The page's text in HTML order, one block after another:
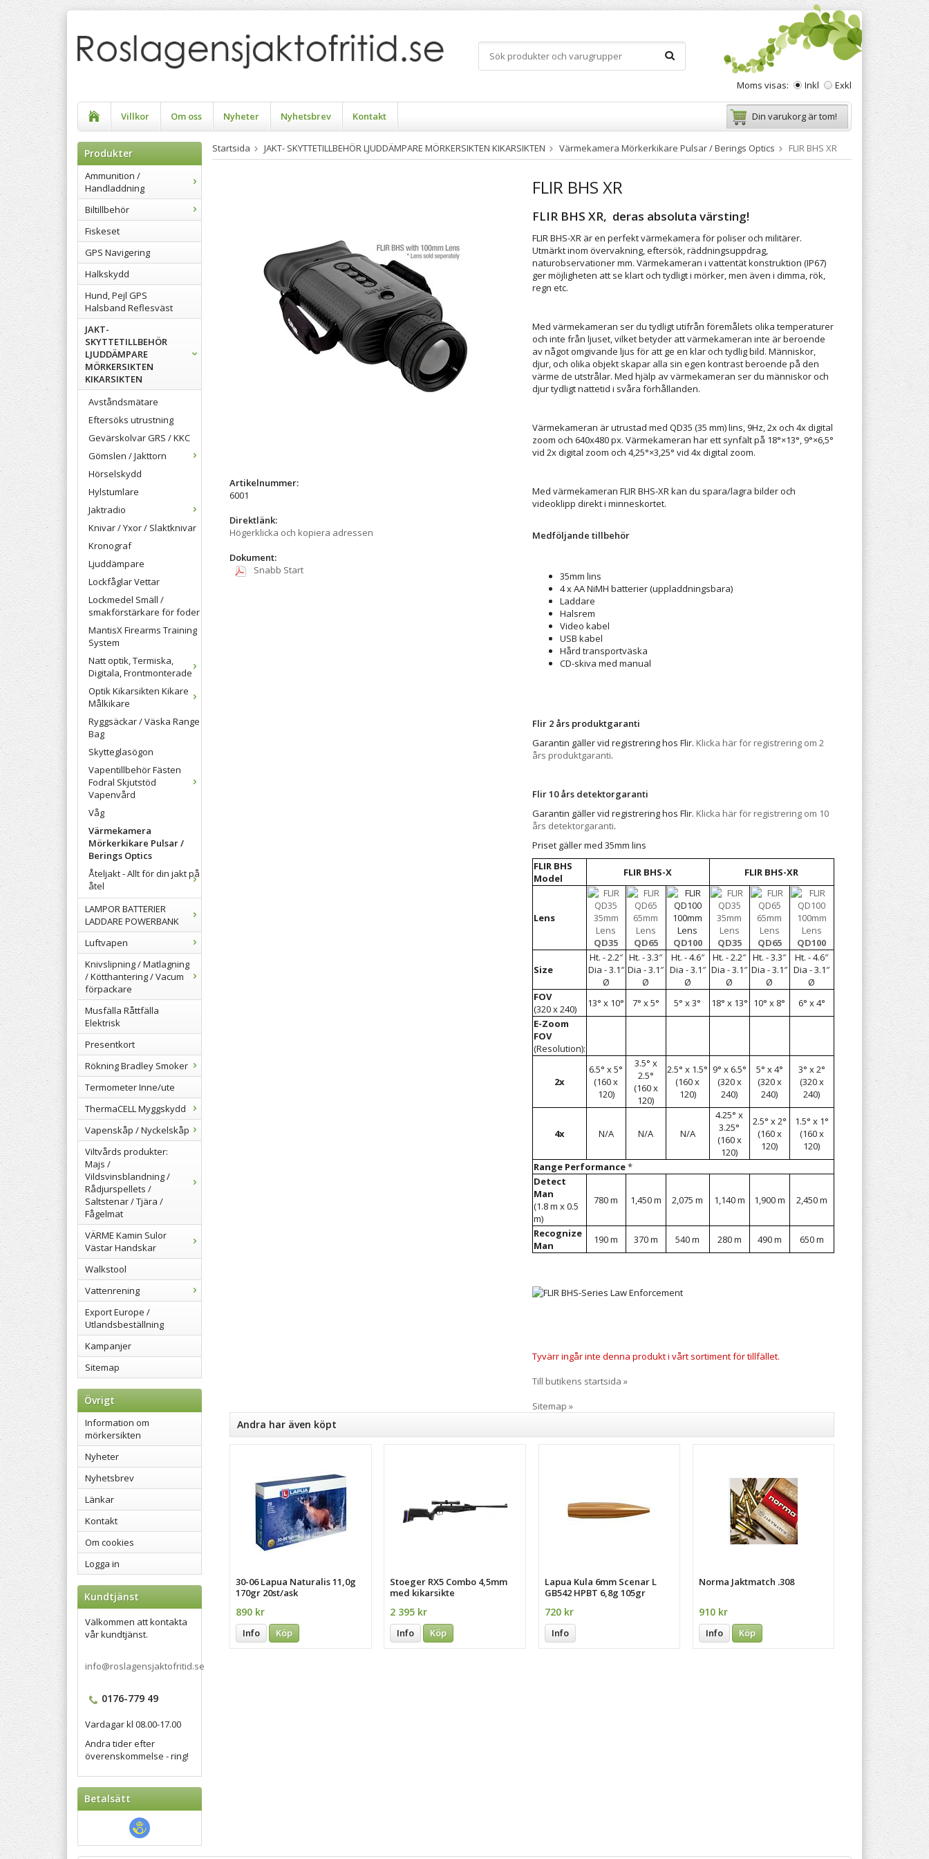
Moms visas: Inkl Exkl
Villkor Om oss Nyheter Nyhetsbrev Kontakt Din varukorg är tom!
Produkter
Ammunition /
Handladdning
Biltillbehör
Fiskeset
GPS Navigering
Halkskydd
Hund, Pejl GPS
Halsband Reflesväst
JAKT-
SKYTTETILLBEHÖR
LJUDDÄMPARE
MÖRKERSIKTEN
KIKARSIKTEN
Avståndsmätare
Eftersöks utrustning
Gevärskolvar GRS / KKC
Gömslen / Jakttorn
Hörselskydd
Hylstumlare
Jaktradio
Knivar / Yxor / Slaktknivar
Kronograf
Ljuddämpare
Lockfåglar Vettar
Lockmedel Smäll /
smakförstärkare för foder
MantisX Firearms Training
System
Natt optik, Termiska,
Digitala, Frontmonterade
Optik Kikarsikten Kikare
Målkikare
Ryggsäckar / Väska Range
Bag
Skytteglasögon
Vapentillbehör Fästen
Fodral Skjutstöd
Vapenvård
Våg
Värmekamera
Mörkerkikare Pulsar /
Berings Optics
Åteljakt - Allt för din jakt på
åtel
LAMPOR BATTERIER
LADDARE POWERBANK
Luftvapen
Knivslipning / Matlagning
/ Kötthantering / Vacum
förpackare
Musfälla Råttfälla
Elektrisk
Presentkort
Rökning Bradley Smoker
Termometer Inne/ute
ThermaCELL Myggskydd
Vapenskåp / Nyckelskåp
Viltvårds produkter:
Majs /
Vildsvinsblandning /
Rådjurspellets /
Saltstenar / Tjära /
Fågelmat
VÄRME Kamin Sulor
Västar Handskar
Walkstool
Vattenrening
Export Europe /
Utlandsbeställning
Kampanjer
Sitemap
Övrigt
Information om
mörkersikten
Nyheter
Nyhetsbrev
Länkar
Kontakt
Om cookies
Logga in
Kundtjänst
Välkommen att kontakta
vår kundtjänst.
info@roslagensjaktofritid.se
0176-779 49
Vardagar kl 08.00-17.00
Andra tider efter
överenskommelse - ring!
Betalsätt
Startsida JAKT- SKYTTETILLBEHÖR LJUDDÄMPARE MÖRKERSIKTEN KIKARSIKTEN Värmekamera Mörkerkikare Pulsar / Berings Optics FLIR BHS XR
FLIR BHS XR
FLIR BHS XR, deras absoluta värsting!
FLIR BHS-XR är en perfekt värmekamera för poliser och militärer.
Utmärkt inom övervakning, eftersök, räddningsuppdrag,
naturobservationer mm. Värmekameran i vattentät konstruktion (IP67)
ger möjligheten att se klart och tydligt i mörker, men även i dimma, rök,
regn etc.
Med värmekameran ser du tydligt utifrån föremålets olika temperaturer
och inte från ljuset, vilket betyder att värmekameran inte är beroende
av något omgivande ljus för att ge en klar och tydlig bild. Människor,
djur, och olika objekt skapar alla sin egen kontrast beroende på den
värme de utstrålar. Med hjälp av värmekameran ser du människor och
djur tydligt nattetid i svåra förhållanden.
Värmekameran är utrustad med QD35 (35 mm) lins, 9Hz, 2x och 4x digital
zoom och 640x480 px. Värmekameran har ett synfält på 18°×13°, 9°×6,5°
vid 2x digital zoom och 4,25°×3,25° vid 4x digital zoom.
Med värmekameran FLIR BHS-XR kan du spara/lagra bilder och
videoklipp direkt i minneskortet.
Medföljande tillbehör
35mm lins
4 x AA NiMH batterier (uppladdningsbara)
Laddare
Halsrem
Video kabel
USB kabel
Hård transportväska
CD-skiva med manual
Flir 2 års produktgaranti
Garantin gäller vid registrering hos Flir. Klicka här för registrering om 2
års produktgaranti.
Flir 10 års detektorgaranti
Garantin gäller vid registrering hos Flir. Klicka här för registrering om 10
års detektorgaranti.
Priset gäller med 35mm lins
FLIR BHS
Model
FLIR BHS-X FLIR BHS-XR
Lens
QD35
QD65 QD100 QD35 QD65 QD100
Size
Ht. - 2.2″
Dia - 3.1″
Ø
Ht. - 3.3″
Dia - 3.1″
Ø
Ht. - 4.6″
Dia - 3.1″
Ø
Ht. - 2.2″
Dia - 3.1″
Ø
Ht. - 3.3″
Dia - 3.1″
Ø
Ht. - 4.6″
Dia - 3.1″
Ø
FOV
(320 x 240)
13° x 10° 7° x 5° 5° x 3° 18° x 13° 10° x 8°
6° x 4°
E-Zoom
FOV
(Resolution):
2x
6.5° x 5°
(160 x
120)
3.5° x
2.5°
(160 x
120)
2.5° x 1.5°
(160 x
120)
9° x 6.5°
(320 x
240)
5° x 4°
(320 x
240)
3° x 2°
(320 x
240)
4x N/A N/A N/A
4.25° x
3.25°
(160 x
120)
2.5° x 2°
(160 x
120)
1.5° x 1°
(160 x
120)
Range Performance*
Detect
Man
(1.8 m x 0.5
m)
780 m 1,450 m 2,075 m 1,140 m 1,900 m 2,450 m
Recognize
Man
190 m 370 m 540 m 280 m 490 m 650 m
Tyvärr ingår inte denna produkt i vårt sortiment för tillfället.
Till butikens startsida »
Sitemap »
Artikelnummer:
6001
Direktlänk:
Högerklicka och kopiera adressen
Dokument:
Snabb Start
Andra har även köpt
30-06 Lapua Naturalis 11,0g
170gr 20st/ask
890 kr
Info Köp
Stoeger RX5 Combo 4,5mm
med kikarsikte
2 395 kr
Info Köp
Lapua Kula 6mm Scenar L
GB542 HPBT 6,8g 105gr
720 kr
Info
Norma Jaktmatch .308
910 kr
Info Köp